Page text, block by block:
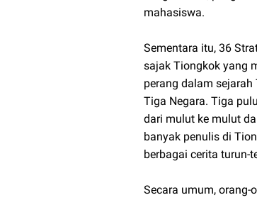
mahasiswa.
Sementara itu, 36
sajak Tiongkok yang
perang dalam
Tiga Negara. Tiga
dari mulut ke mulut
banyak penulis di
berbagai cerita turun-
Secara umum, orang-